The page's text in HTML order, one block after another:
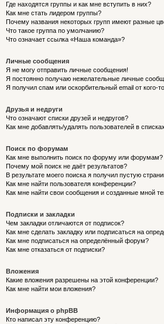
Где находятся группы и как мне вступить в них?
Как мне стать лидером группы?
Почему названия некоторых групп имеют разные
Что такое группа по умолчанию?
Что означает ссылка «Наша команда»?
Личные сообщения
Я не могу отправить личные сообщения!
Я постоянно получаю нежелательные личные
Я получил спам или оскорбительный email от кого-
Друзья и недруги
Что означают списки друзей и недругов?
Как мне добавлять/удалять пользователей в
Поиск по форумам
Как мне выполнить поиск по форуму или форумам?
Почему мой поиск не даёт результатов?
В результате моего поиска я получил пустую
Как мне найти пользователя конференции?
Как мне найти свои сообщения и созданные мной
Подписки и закладки
Чем закладки отличаются от подписок?
Как мне сделать закладку или подписаться на
Как мне подписаться на определённый форум?
Как мне отказаться от подписки?
Вложения
Какие вложения разрешены на этой конференции?
Как мне найти мои вложения?
Информация о phpBB
Кто написал эту конференцию?